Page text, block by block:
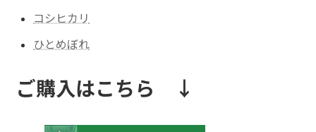
コシヒカリ
ひとめぼれ
ご購入はこちら ↓